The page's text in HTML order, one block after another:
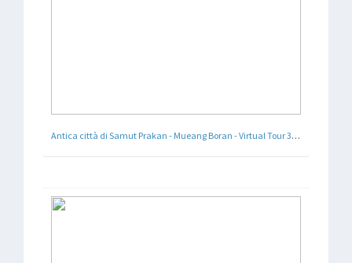
Antica città di Samut Prakan - Mueang Boran - Virtual Tour 360°